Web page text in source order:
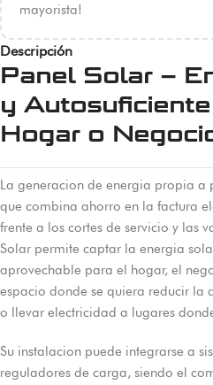
mayorista!
Descripción
Panel Solar –
y
Hogar o
La generacion de energia propia a
que combina ahorro en la factura
frente a los cortes de servicio y las
Solar permite captar la energia
aprovechable para el hogar, el
espacio donde se quiera reducir la
o llevar electricidad a lugares
Su instalacion puede integrarse a
reguladores de carga, siendo el